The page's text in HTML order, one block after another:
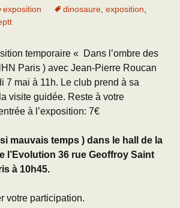
exposition dinosaure exposition
temporaire « Dans l’ombre des
Paris ) avec Jean-Pierre Roucan
7 mai à 11h. Le club prend à sa
visite guidée. Reste à votre
à l’exposition: 7€
mauvais temps ) dans le hall de la
l’Evolution 36 rue Geoffroy Saint
à 10h45.
votre participation.